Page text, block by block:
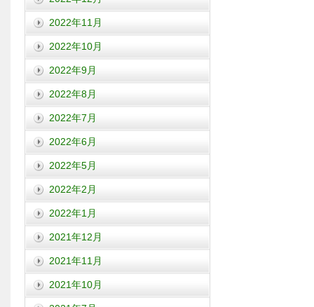
2022年11月
2022年10月
2022年9月
2022年8月
2022年7月
2022年6月
2022年5月
2022年2月
2022年1月
2021年12月
2021年11月
2021年10月